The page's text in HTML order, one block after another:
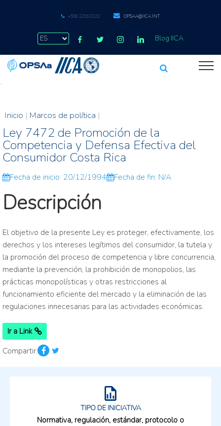
+506 2216 0222 OPSAA@IICA.INT
Blog IICA
.
Inicio | Marcos de política |
Ley 7472 de Promoción de la
Competencia y Defensa Efectiva del
Consumidor Costa Rica
Fecha de inicio: 20/12/1994 Fecha de fin: N/A
Descripción
El objetivo de la presente Ley es proteger, efectivamente, los
derechos y los intereses legítimos del consumidor, la tutela y
la promoción del proceso de competencia y libre concurrencia,
mediante la prevención, la prohibición de monopolios, las
prácticas monopolísticas y otras restricciones al
funcionamiento eficiente del mercado y la eliminación de las
regulaciones innecesarias para las actividades económicas.
Ir a Link
Compartir:
TIPO DE INICIATIVA
Normativa, regulación, estándar, protocolo o